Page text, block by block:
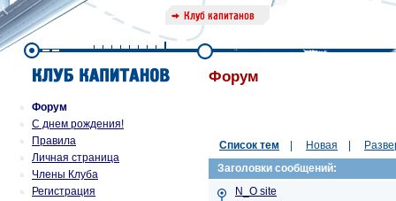
Форум
С днем рождения!
Правила
Личная страница
Члены Клуба
Регистрация
Форум
Список тем Новая
Заголовки сообщений:
N_O site